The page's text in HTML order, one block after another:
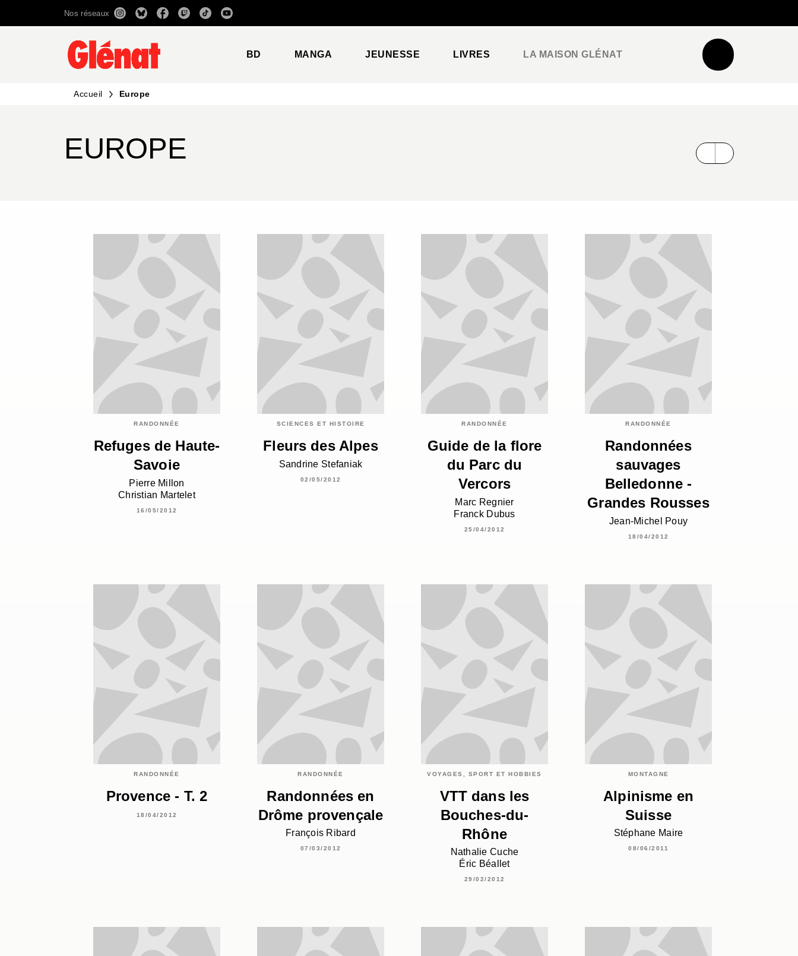
RECHERCHE CONTENU
Nos réseaux
BD MANGA JEUNESSE LIVRES LA MAISON GLÉNAT
Accueil Europe
EUROPE
RANDONNÉE
Refuges de Haute-
Savoie
Pierre Millon
Christian Martelet
16/05/2012
SCIENCES ET HISTOIRE
Fleurs des Alpes
Sandrine Stefaniak
02/05/2012
RANDONNÉE
Guide de la flore
du Parc du
Vercors
Marc Regnier
Franck Dubus
25/04/2012
RANDONNÉE
Randonnées
sauvages
Belledonne -
Grandes Rousses
Jean-Michel Pouy
18/04/2012
RANDONNÉE
Provence - T. 2
18/04/2012
RANDONNÉE
Randonnées en
Drôme provençale
François Ribard
07/03/2012
VOYAGES, SPORT ET HOBBIES
VTT dans les
Bouches-du-
Rhône
Nathalie Cuche
Éric Béallet
29/02/2012
MONTAGNE
Alpinisme en
Suisse
Stéphane Maire
08/06/2011